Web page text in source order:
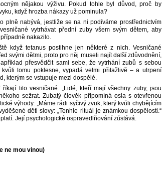
nějakou výživu. Pokud tohle byl důvod, proč by
když hrozba nákazy už pominula?
plně nabývá, jestliže se na ni podíváme prostřednictvím
vytrhávat přední zuby všem svým dětem, aby
nakazilo.
když tetanus postihne jen některé z nich. Vesničané
svými dětmi, proto pro něj museli najít další zdůvodnění,
přesvědčit sami sebe, že vytrhání zubů s sebou
tomu poklesne, vypadá velmi přitažlivě – a utrpení
kterým se vstupuje mezi dospělé.
tito vesničané. „Lidé, kteří mají všechny zuby, jsou
sežrat. Zubatý člověk připomíná osla s otevřenou
výhody: „Máme rádi syčivý zvuk, který kvůli chybějícím
děti slovy: „Tenhle rituál je známkou dospělosti.“
Její psychologické ospravedlňování zůstává.
ne mou vinou)